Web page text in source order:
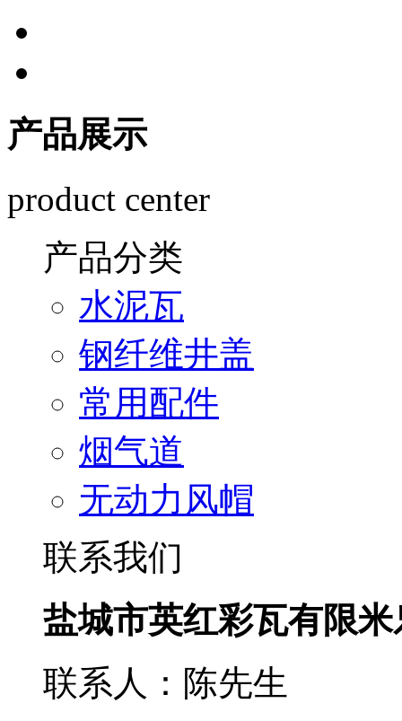
产品展示
product center
产品分类
水泥瓦
钢纤维井盖
常用配件
烟气道
无动力风帽
联系我们
盐城市英红彩瓦有限
联系人：陈先生